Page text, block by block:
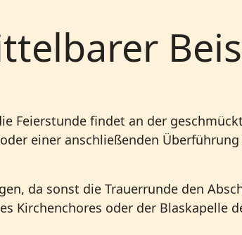
Feierstunde findet an der
einer anschließenden
da sonst die Trauerrunde den
Kirchenchores oder der Blaskapelle